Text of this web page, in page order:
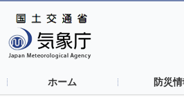
ホーム 防災